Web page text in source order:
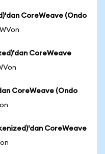
CoreWeave (Ondo
CoreWeave
CoreWeave (Ondo
CoreWeave